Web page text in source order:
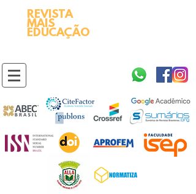
REVISTA
MAIS
EDUCAÇÃO